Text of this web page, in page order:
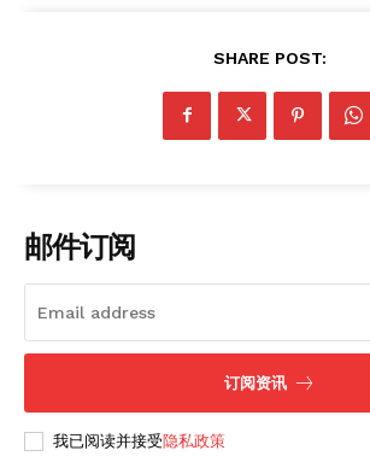
Company
Subscription Plans
SHARE POST:
邮件订阅
订阅资讯
我已阅读并接受隐私政策